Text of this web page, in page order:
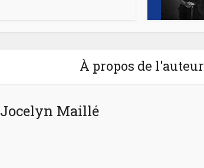
À propos de l'auteur
Jocelyn Maillé